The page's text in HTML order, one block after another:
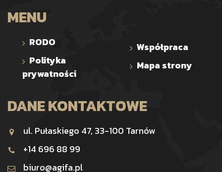
MENU
RODO
Polityka
prywatności
Współpraca
Mapa strony
DANE KONTAKTOWE
ul. Pułaskiego 47, 33-100 Tarnów
+14 696 88 99
biuro@agifa.pl